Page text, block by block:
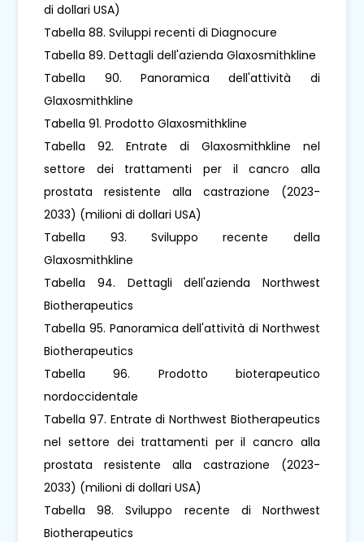
di dollari USA)
Tabella 88. Sviluppi recenti di Diagnocure
Tabella 89. Dettagli dell'azienda Glaxosmithkline
Tabella 90. Panoramica dell'attività di
Glaxosmithkline
Tabella 91. Prodotto Glaxosmithkline
Tabella 92. Entrate di Glaxosmithkline nel
settore dei trattamenti per il cancro alla
prostata resistente alla castrazione (2023-
2033) (milioni di dollari USA)
Tabella 93. Sviluppo recente della
Glaxosmithkline
Tabella 94. Dettagli dell'azienda Northwest
Biotherapeutics
Tabella 95. Panoramica dell'attività di Northwest
Biotherapeutics
Tabella 96. Prodotto bioterapeutico
nordoccidentale
Tabella 97. Entrate di Northwest Biotherapeutics
nel settore dei trattamenti per il cancro alla
prostata resistente alla castrazione (2023-
2033) (milioni di dollari USA)
Tabella 98. Sviluppo recente di Northwest
Biotherapeutics